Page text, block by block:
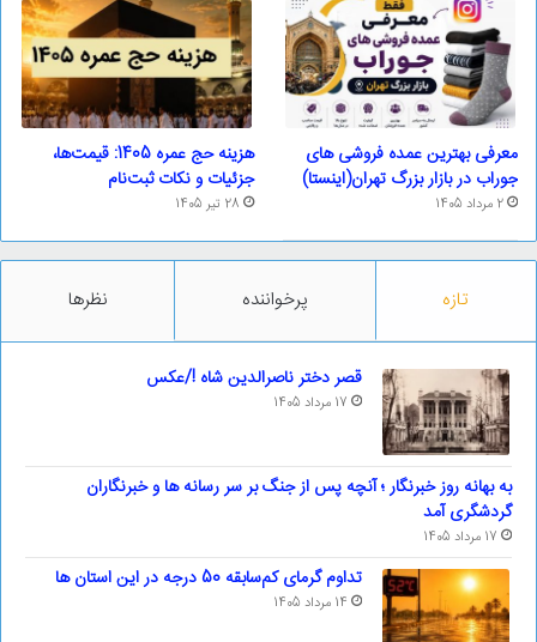
معرفی بهترین عمده فروشی های
جوراب در بازار بزرگ تهران(اینستا)
2 مرداد 1405
هزینه حج عمره 1405: قیمت‌ها،
جزئیات و نکات ثبت‌نام
28 تیر 1405
تازه پرخواننده نظرها
قصر دختر ناصرالدین شاه !/عکس
17 مرداد 1405
به بهانه روز خبرنگار ؛ آنچه پس از جنگ بر سر رسانه ها و خبرنگاران
گردشگری آمد
17 مرداد 1405
تداوم گرمای کم‌سابقه 50 درجه در این استان ها
14 مرداد 1405